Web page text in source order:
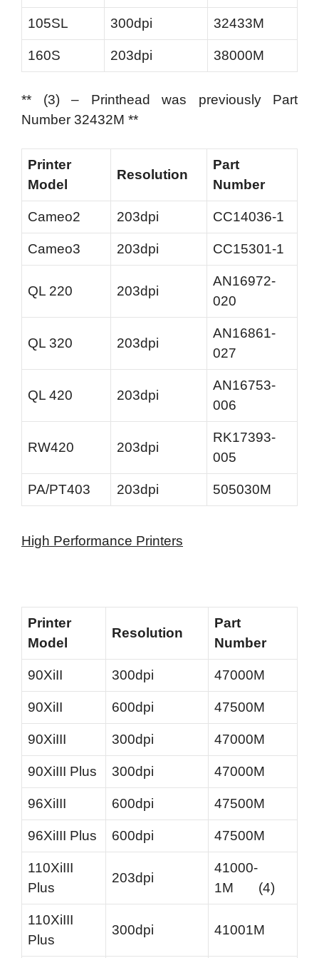
105SL 300dpi 32433M
160S 203dpi 38000M
** (3) – Printhead was previously Part
Number 32432M **
Printer
Model
Resolution
Part
Number
Cameo2 203dpi CC14036-1
Cameo3 203dpi CC15301-1
QL 220 203dpi
AN16972-
020
QL 320 203dpi
AN16861-
027
QL 420 203dpi
AN16753-
006
RW420 203dpi
RK17393-
005
PA/PT403 203dpi 505030M
High Performance Printers
Printer
Model
Resolution
Part
Number
90XiII 300dpi 47000M
90XiII 600dpi 47500M
90XiIII 300dpi 47000M
90XiIII Plus 300dpi 47000M
96XiIII 600dpi 47500M
96XiIII Plus 600dpi 47500M
110XiIII
Plus
203dpi
41000-
1M (4)
110XiIII
Plus
300dpi 41001M